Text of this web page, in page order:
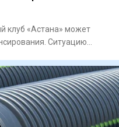
клуб «Астана» может
Ситуацию